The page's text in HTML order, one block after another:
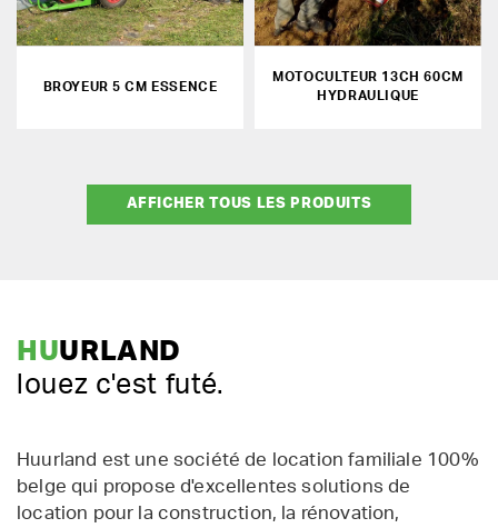
BROYEUR 5 CM ESSENCE
MOTOCULTEUR 13CH 60CM
HYDRAULIQUE
AFFICHER TOUS LES PRODUITS
HUURLAND
louez c'est futé.
Huurland est une société de location familiale 100%
belge qui propose d'excellentes solutions de
location pour la construction, la rénovation,